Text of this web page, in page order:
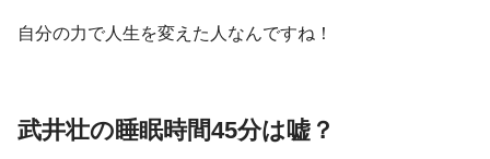
自分の力で人生を変えた人なんですね！
武井壮の睡眠時間45分は嘘？